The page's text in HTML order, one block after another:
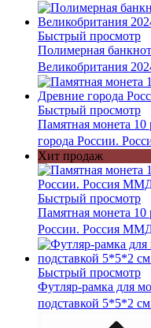
Быстрый просмотр
Полимерная
Великобритания
Быстрый просмотр
Памятная монета
города России.
Хит продаж
Быстрый просмотр
Памятная монета 10
России. Россия
Быстрый просмотр
Футляр-рамка для
подставкой 5*5*2 см